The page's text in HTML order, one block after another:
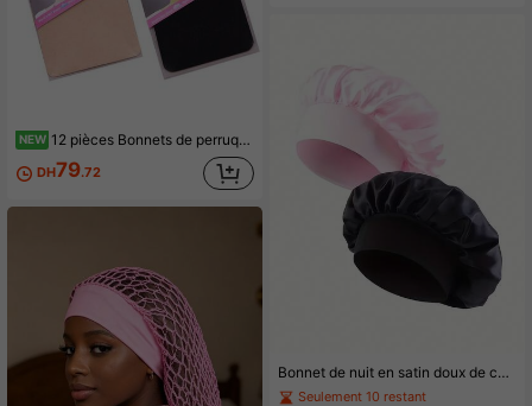
NEW 12 pièces Bonnets de perruque beiges (Unisexe), Bonnets en nylon élastique, Maillage fermé en bas, Ajustement respirant et confortable
DH79.72
Bonnet de nuit en satin doux de couleur unie - Bonnet de protection des cheveux unisexe - Grand élastique convient à la plupart des hommes et des femmes - Accessoire de soin des cheveux nocturne, bonnet de nuit à bande large sans parfum - Bande élastique confortable
Seulement 10 restant